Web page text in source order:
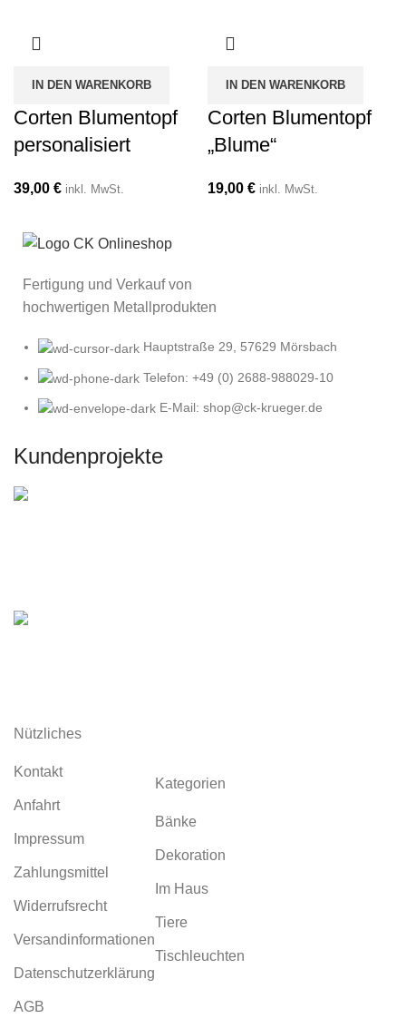
IN DEN WARENKORB
Corten Blumentopf
personalisiert
39,00 € inkl. MwSt.
IN DEN WARENKORB
Corten Blumentopf
„Blume“
19,00 € inkl. MwSt.
Fertigung und Verkauf von
hochwertigen Metallprodukten
Hauptstraße 29, 57629 Mörsbach
Telefon: +49 (0) 2688-988029-10
E-Mail: shop@ck-krueger.de
Kundenprojekte
Nützliches
Kontakt
Anfahrt
Impressum
Zahlungsmittel
Widerrufsrecht
Versandinformationen
Datenschutzerklärung
AGB
Kategorien
Bänke
Dekoration
Im Haus
Tiere
Tischleuchten